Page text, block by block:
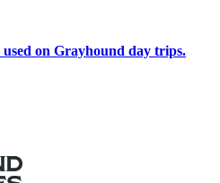
on Grayhound day trips.